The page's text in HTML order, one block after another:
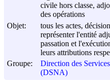
civile hors classe,
des opérations
Objet:
tous les actes,
représenter l'entité
passation et
leurs attributions
Groupe:
Direction des
(DSNA)